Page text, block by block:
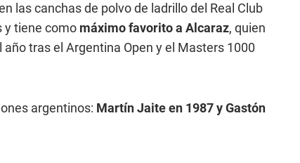
las canchas de polvo de ladrillo del Real Club
y tiene como máximo favorito a Alcaraz, quien
tras el Argentina Open y el Masters 1000
argentinos: Martín Jaite en 1987 y Gastón